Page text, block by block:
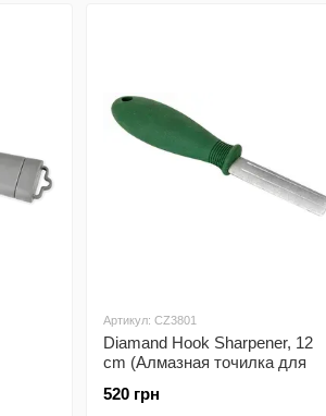
Артикул: CZ3801
Diamand Hook Sharpener, 12
cm (Алмазная точилка для
520 грн